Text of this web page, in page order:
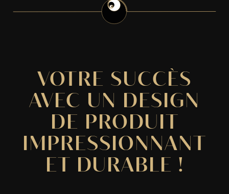
VOTRE SUCCÈS
AVEC UN DESIGN
DE PRODUIT
IMPRESSIONNANT
ET DURABLE !